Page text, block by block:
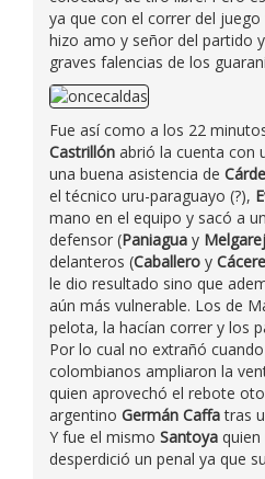
ya que con el correr del
hizo amo y señor del partido
graves falencias de los
Fue así como a los 22
Castrillón abrió la cuenta con
una buena asistencia de
el técnico uru-paraguayo (?),
mano en el equipo y sacó a
defensor (Paniagua y
delanteros (Caballero y
le dio resultado sino que
aún más vulnerable. Los de
pelota, la hacían correr y los
Por lo cual no extrañó
colombianos ampliaron la
quien aprovechó el rebote
argentino Germán Caffatras
Y fue el mismo Santoya
desperdició un penal ya que